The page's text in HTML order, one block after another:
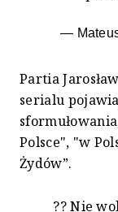
—
Partia
serialu
Polsce", "w
Żydów”.
?? Nie